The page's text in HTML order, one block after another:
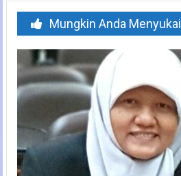
Mungkin Anda Menyukai